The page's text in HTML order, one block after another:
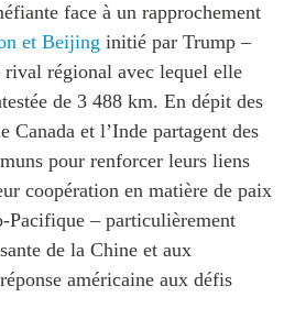
face à un rapprochement
et Beijing initié par Trump –
régional avec lequel elle
de 3 488 km. En dépit des
Canada et l’Inde partagent des
pour renforcer leurs liens
coopération en matière de paix
Pacifique – particulièrement
de la Chine et aux
américaine aux défis